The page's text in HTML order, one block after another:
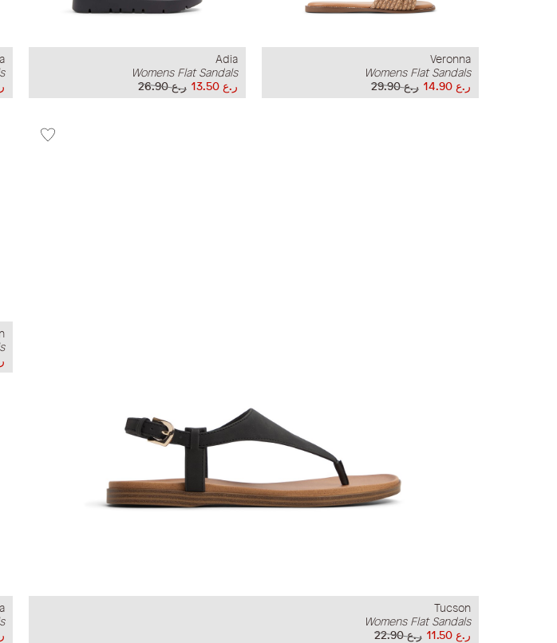
Veronna
Womens Flat Sandals
ر.ع 29.90
ر.ع 14.90
Adia
Womens Flat Sandals
ر.ع 26.90
ر.ع 13.50
Tucson
Womens Flat Sandals
ر.ع 22.90
ر.ع 11.50